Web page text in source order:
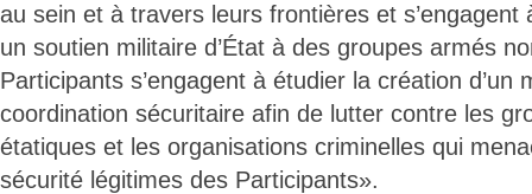
au sein et à travers leurs frontières et s’engagent
un soutien militaire d’État à des groupes armés
Participants s’engagent à étudier la création d’un
coordination sécuritaire afin de lutter contre les
étatiques et les organisations criminelles qui
sécurité légitimes des Participants».